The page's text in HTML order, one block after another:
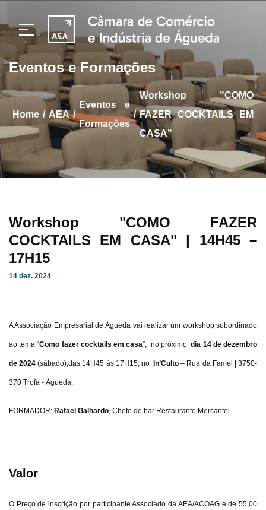
Eventos e Formações
home / AEA /
Eventos e
Formações
/
Workshop "COMO
FAZER COCKTAILS EM
CASA"
Workshop "COMO FAZER
COCKTAILS EM CASA" | 14H45 –
17H15
14 dez. 2024
A Associação Empresarial de Águeda vai realizar um workshop subordinado
ao tema “Como fazer cocktails em casa”, no próximodia 14 de dezembro
de 2024 (sábado),das 14H45 às 17H15, no In’Culto – Rua da Famel | 3750-
370 Trofa - Águeda.
FORMADOR: Rafael Galhardo, Chefe de bar Restaurante Mercantel
Valor
O Preço de inscrição por participante Associado da AEA/ACOAG é de 55,00